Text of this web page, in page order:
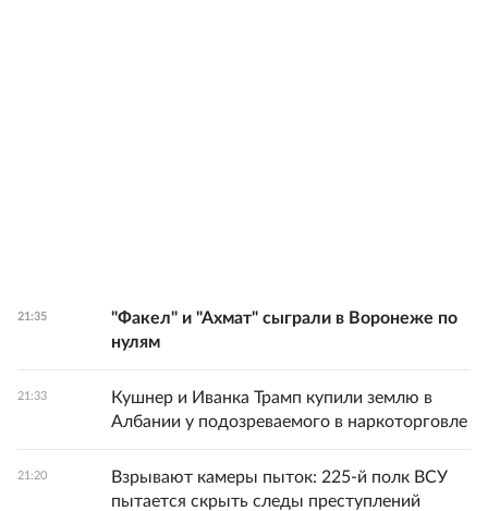
21:35
"Факел" и "Ахмат" сыграли в Воронеже по
нулям
21:33
Кушнер и Иванка Трамп купили землю в
Албании у подозреваемого в наркоторговле
21:20
Взрывают камеры пыток: 225-й полк ВСУ
пытается скрыть следы преступлений